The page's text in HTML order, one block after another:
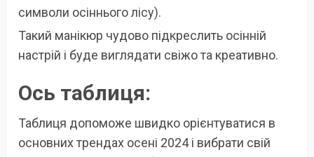
символи осіннього лісу).
Такий манікюр чудово підкреслить осінній
настрій і буде виглядати свіжо та креативно.
Ось таблиця:
Таблиця допоможе швидко орієнтуватися в
основних трендах осені 2024 і вибрати свій